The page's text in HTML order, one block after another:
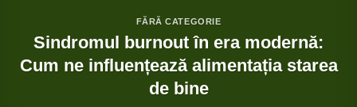
FĂRĂ CATEGORIE
Sindromul burnout în era modernă:
Cum ne influențează alimentația starea
de bine